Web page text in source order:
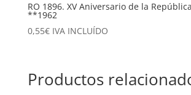
RO 1896. XV Aniversario de la
**1962
0,55€ IVA INCLUÍDO
Productos